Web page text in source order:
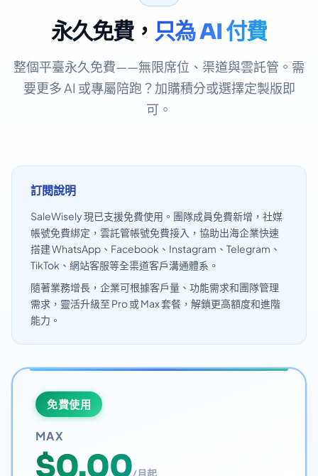
永久免費， 只為 AI 付費
整個平臺永久免費——無限席位、渠道與雲託管。需
要更多 AI 或專屬陪跑？加購積分或選擇定製版即
可。
訂閱說明
SaleWisely 現已支援免費使用。團隊成員免費新增，社媒
帳號免費綁定，雲託管帳號免費接入，協助出海企業快速
搭建 WhatsApp、Facebook、Instagram、Telegram、
TikTok、網站客服等全渠道客戶溝通體系。
隨著業務增長，企業可根據客戶量、功能需求和團隊管理
需求，靈活升級至 Pro 或 Max 套餐，解鎖更高額度和進階
能力。
免費使用
MAX
$0.00/月起